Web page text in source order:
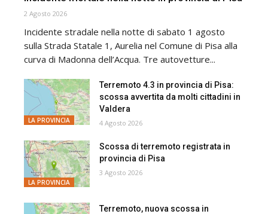
2 Agosto 2026
Incidente stradale nella notte di sabato 1 agosto
sulla Strada Statale 1, Aurelia nel Comune di Pisa alla
curva di Madonna dell’Acqua. Tre autovetture...
LA PROVINCIA
Terremoto 4.3 in provincia di Pisa:
scossa avvertita da molti cittadini in
Valdera
4 Agosto 2026
LA PROVINCIA
Scossa di terremoto registrata in
provincia di Pisa
3 Agosto 2026
Terremoto, nuova scossa in